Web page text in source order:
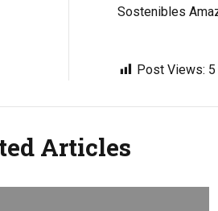
Sostenibles
Post Views: 5
Articles